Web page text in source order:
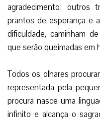
agradecimento; outros
prantos de esperança e
dificuldade, caminham
que serão queimadas em
Todos os olhares
representada pela
procura nasce uma
infinito e alcança o